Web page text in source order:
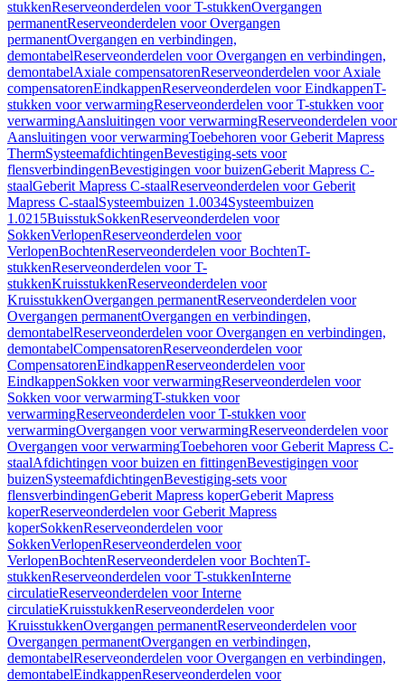
stukkenReserveonderdelen voor T-stukkenOvergangen
permanentReserveonderdelen voor Overgangen
permanentOvergangen en verbindingen,
demontabelReserveonderdelen voor Overgangen en verbindingen,
demontabelAxiale compensatorenReserveonderdelen voor Axiale
compensatorenEindkappenReserveonderdelen voor EindkappenT-
stukken voor verwarmingReserveonderdelen voor T-stukken voor
verwarmingAansluitingen voor verwarmingReserveonderdelen voor
Aansluitingen voor verwarmingToebehoren voor Geberit Mapress
ThermSysteemafdichtingenBevestiging-sets voor
flensverbindingenBevestigingen voor buizenGeberit Mapress C-
staalGeberit Mapress C-staalReserveonderdelen voor Geberit
Mapress C-staalSysteembuizen 1.0034Systeembuizen
1.0215BuisstukSokkenReserveonderdelen voor
SokkenVerlopenReserveonderdelen voor
VerlopenBochtenReserveonderdelen voor BochtenT-
stukkenReserveonderdelen voor T-
stukkenKruisstukkenReserveonderdelen voor
KruisstukkenOvergangen permanentReserveonderdelen voor
Overgangen permanentOvergangen en verbindingen,
demontabelReserveonderdelen voor Overgangen en verbindingen,
demontabelCompensatorenReserveonderdelen voor
CompensatorenEindkappenReserveonderdelen voor
EindkappenSokken voor verwarmingReserveonderdelen voor
Sokken voor verwarmingT-stukken voor
verwarmingReserveonderdelen voor T-stukken voor
verwarmingOvergangen voor verwarmingReserveonderdelen voor
Overgangen voor verwarmingToebehoren voor Geberit Mapress C-
staalAfdichtingen voor buizen en fittingenBevestigingen voor
buizenSysteemafdichtingenBevestiging-sets voor
flensverbindingenGeberit Mapress koperGeberit Mapress
koperReserveonderdelen voor Geberit Mapress
koperSokkenReserveonderdelen voor
SokkenVerlopenReserveonderdelen voor
VerlopenBochtenReserveonderdelen voor BochtenT-
stukkenReserveonderdelen voor T-stukkenInterne
circulatieReserveonderdelen voor Interne
circulatieKruisstukkenReserveonderdelen voor
KruisstukkenOvergangen permanentReserveonderdelen voor
Overgangen permanentOvergangen en verbindingen,
demontabelReserveonderdelen voor Overgangen en verbindingen,
demontabelEindkappenReserveonderdelen voor